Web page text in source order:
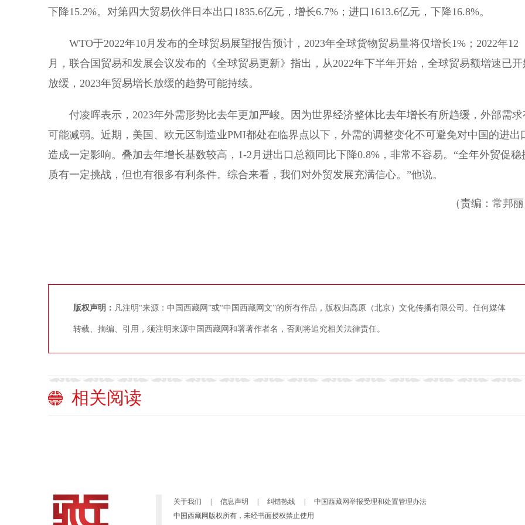
下降15.2%。对第四大贸易伙伴日本出口1835.6亿元，增长6.7%；进口1613.6亿元，下降16.8%。
WTO于2022年10月发布的全球贸易展望报告预计，2023年全球货物贸易量将仅增长1%；2022年12
月，联合国贸易和发展会议发布的《全球贸易更新》指出，从2022年下半年开始，全球贸易额增速已开
放缓，2023年贸易增长放缓的趋势可能持续。
付凌晖表示，2023年外需形势比去年更加严峻。因为世界经济整体比去年增长有所趋缓，外部需求
可能减弱。近期，美国、欧元区制造业PMI都处在临界点以下，外需的调整变化不可避免对中国的进出
造成一定影响。叠加去年增长基数较高，1-2月进出口总额同比下降0.8%，非常不容易。“全年外贸促稳
质有一定挑战，但也有很多有利条件。综合来看，我们对外贸发展充满信心。”他说。
（责编：常邦丽
版权声明： 凡注明“来源：中国西藏网”或“中国西藏网文”的所有作品，版权归高原（北京）文化传播有限公司。任何媒体
转载、摘编、引用，须注明来源中国西藏网和署著作者名，否则将追究相关法律责任。
相关阅读
关于我们 信息声明 纠错热线
中国西藏网举报受理和处置管理办法
中国西藏网版权所有，未经书面授权禁止使用